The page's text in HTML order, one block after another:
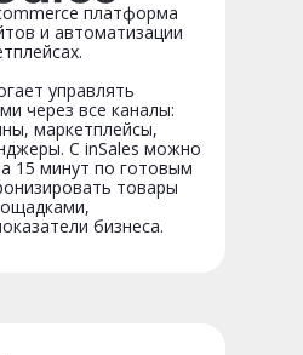
платформа
и автоматизации
управлять
через все каналы:
маркетплейсы,
С inSales можно
15 минут по готовым
товары
бизнеса.